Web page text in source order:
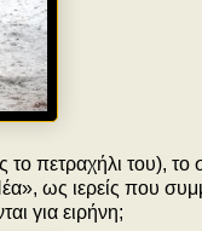
πετραχήλι του), το
ως ιερείς που
για ειρήνη;